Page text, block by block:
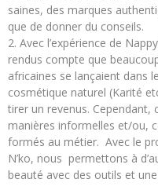
saines, des marques
que de donner du conseils.
Avec l’expérience de
rendus compte que
africaines se lançaient dans
cosmétique naturel (Karité
tirer un revenus. Cependant,
manières informelles et/ou,
formés au métier. Avec le
N’ko, nous permettons à
beauté avec des outils et